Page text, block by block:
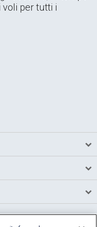
voli per tutti i